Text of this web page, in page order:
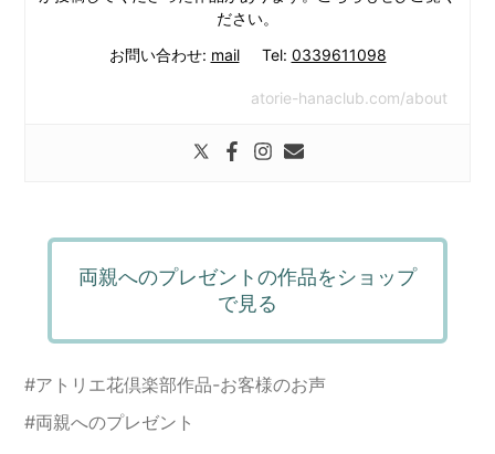
ださい。
お問い合わせ: mailTel: 0339611098
atorie-hanaclub.com/about
両親へのプレゼントの作品をショップ
で見る
#アトリエ花倶楽部作品-お客様のお声
#両親へのプレゼント